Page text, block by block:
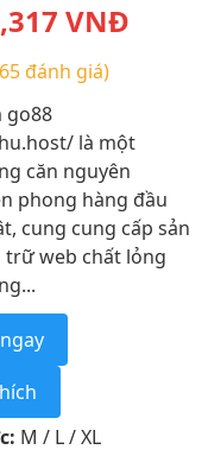
VNĐ
đánh giá)
go88
là một
căn nguyên
phong hàng đầu
cung cung cấp sản
trữ web chất lỏng
M / L / XL